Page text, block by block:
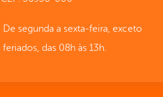
De segunda a sexta-feira, exceto
feriados, das 08h às 13h.